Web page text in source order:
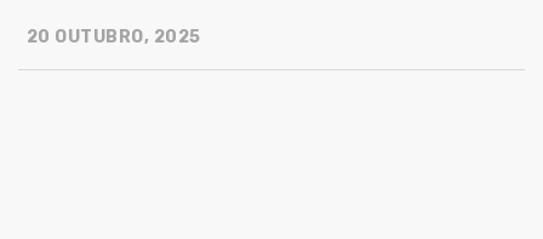
20 OUTUBRO, 2025